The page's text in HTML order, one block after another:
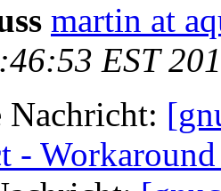
martin at
EST
Nachricht:
-